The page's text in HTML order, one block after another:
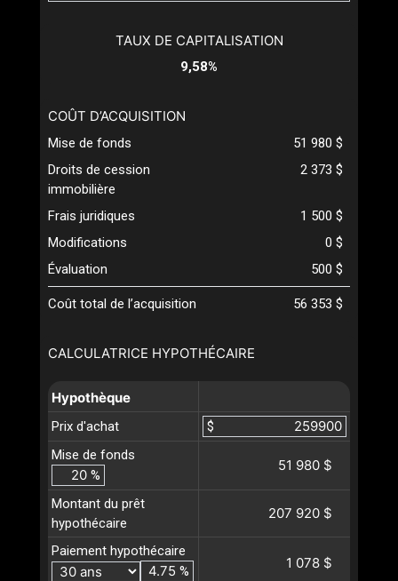
CALCULATRICE HYPOTHÉCAIRE
Hypothèque
Prix d'achat
$
Mise de fonds
%
51 980 $
Montant du prêt
hypothécaire
207 920 $
Paiement hypothécaire
%
1 078 $
TAUX DE CAPITALISATION
9,58%
COÛT D’ACQUISITION
Mise de fonds
51 980 $
Droits de cession
immobilière
2 373 $
Frais juridiques
1 500 $
Modifications
0 $
Évaluation
500 $
Coût total de l’acquisition 56 353 $